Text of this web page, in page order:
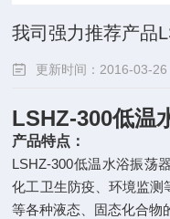
我司强力推荐产品
更新时间：2016-03-26
LSHZ-300低温
产品特点：
LSHZ-300低温水浴振荡
化工卫生防疫、环境监测
等各种液态、固态化合物